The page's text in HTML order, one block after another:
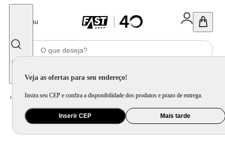
Menu
Veja as ofertas para seu endereço!
Insira seu CEP e confira a disponibilidade dos produtos e prazo de entrega.
Inserir CEP Mais tarde
Home Brinquedo e Colecionável / Para Colecionar